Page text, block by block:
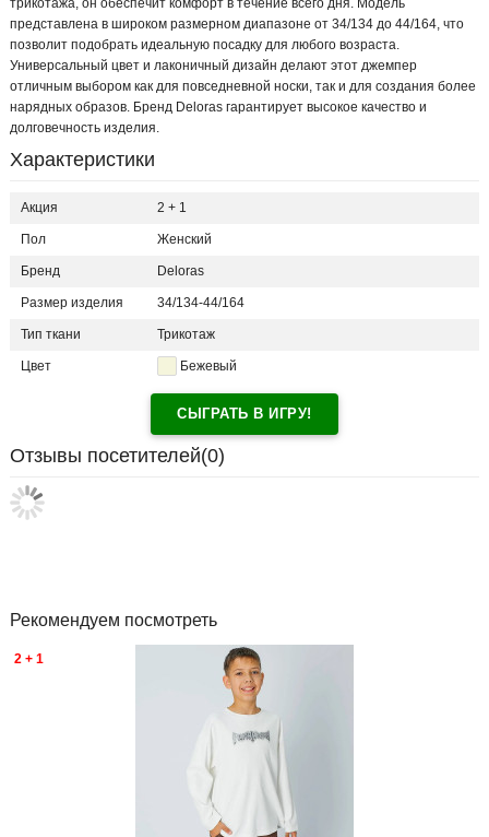
трикотажа, он обеспечит комфорт в течение всего дня. Модель
представлена в широком размерном диапазоне от 34/134 до 44/164, что
позволит подобрать идеальную посадку для любого возраста.
Универсальный цвет и лаконичный дизайн делают этот джемпер
отличным выбором как для повседневной носки, так и для создания более
нарядных образов. Бренд Deloras гарантирует высокое качество и
долговечность изделия.
Характеристики
Акция 2 + 1
Пол Женский
Бренд Deloras
Размер изделия 34/134-44/164
Тип ткани Трикотаж
Цвет Бежевый
СЫГРАТЬ В ИГРУ!
Отзывы посетителей(0)
Рекомендуем посмотреть
2 + 1